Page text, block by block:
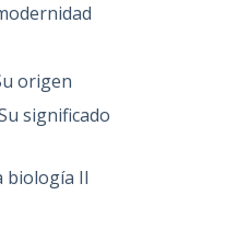
origen
significado
biología II